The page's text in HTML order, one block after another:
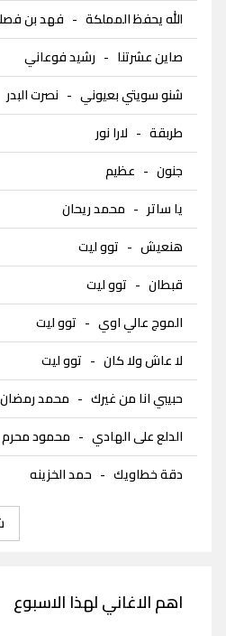
الله يحفظ المملكة - فهد بن
صاين عشرتنا - رشيد فوعاني
شنو سويتي بعيوني - نصرت البدر
طربقة - لارا نور
جنون - عظيم
يا ساتر- محمد ريحان
هنعيش - توو ليت
قبطان - توو ليت
الموج عالي اوي - توو ليت
لا عاش ولا كان - توو ليت
حبيبي انا من غيرك - محمد رمضان
الدلع على الهادي - محمود محرم
دقة خطاويك - حمد الخزينه
اهم الاغاني لهذا الاسبوع